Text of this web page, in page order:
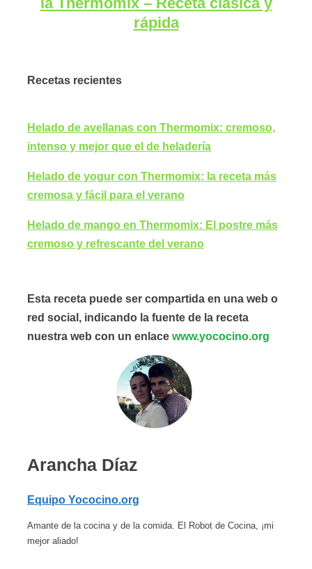
rápida
Recetas recientes
Helado de avellanas con Thermomix: cremoso,
intenso y mejor que el de heladería
Helado de yogur con Thermomix: la receta más
cremosa y fácil para el verano
Helado de mango en Thermomix: El postre más
cremoso y refrescante del verano
Esta receta puede ser compartida en una web o
red social, indicando la fuente de la receta
nuestra web con un enlace www.yococino.org
Arancha Díaz
Equipo Yococino.org
Amante de la cocina y de la comida. El Robot de Cocina, ¡mi
mejor aliado!